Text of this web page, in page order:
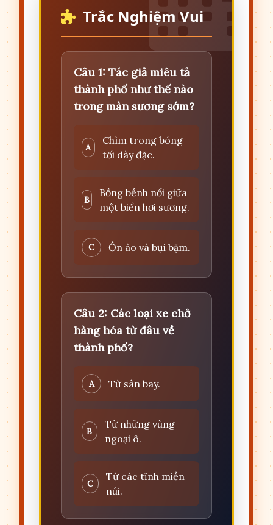
Trắc Nghiệm Vui
Câu 1: Tác giả miêu tả
thành phố như thế nào
trong màn sương sớm?
A
Chìm trong bóng
tối dày đặc.
B
Bồng bềnh nổi giữa
một biển hơi sương.
C Ồn ào và bụi bặm.
Câu 2: Các loại xe chở
hàng hóa từ đâu về
thành phố?
A Từ sân bay.
B
Từ những vùng
ngoại ô.
C
Từ các tỉnh miền
núi.